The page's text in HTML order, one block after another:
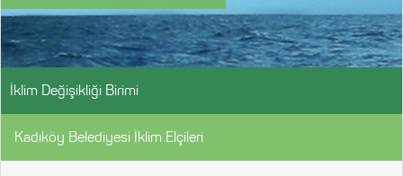
İklim Değişikliği Birimi
Kadıköy Belediyesi İklim Elçileri